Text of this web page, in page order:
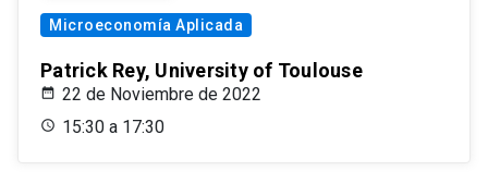
Microeconomía Aplicada
Patrick Rey, University of Toulouse
22 de Noviembre de 2022
15:30 a 17:30